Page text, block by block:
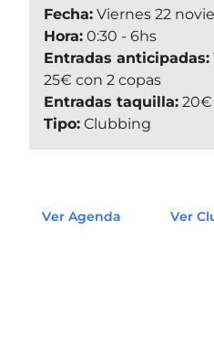
Fecha: Viernes 22
Hora: 0:30 - 6hs
Entradas anticipadas:
25€ con 2 copas
Entradas taquilla: 20€
Tipo: Clubbing
Ver Agenda Ver